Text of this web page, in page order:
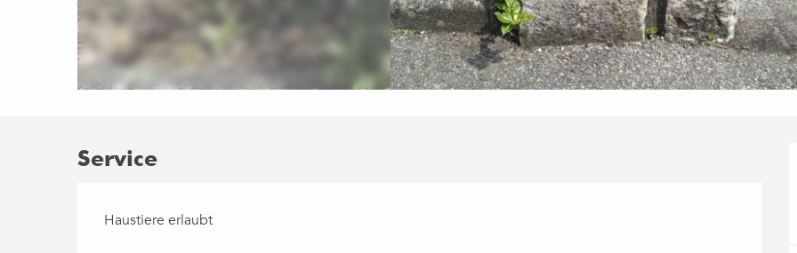
Service
Haustiere erlaubt